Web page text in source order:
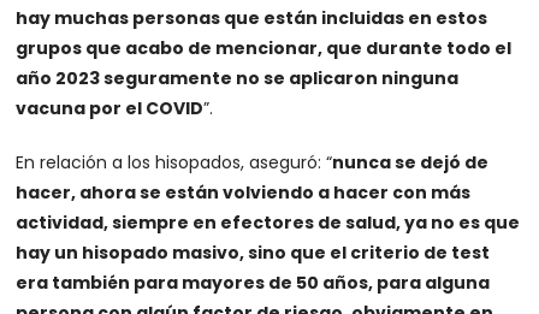
hay muchas personas que están incluidas en estos
grupos que acabo de mencionar, que durante todo el
año 2023 seguramente no se aplicaron ninguna
vacuna por el COVID”.
En relación a los hisopados, aseguró: “nunca se dejó de
hacer, ahora se están volviendo a hacer con más
actividad, siempre en efectores de salud, ya no es que
hay un hisopado masivo, sino que el criterio de test
era también para mayores de 50 años, para alguna